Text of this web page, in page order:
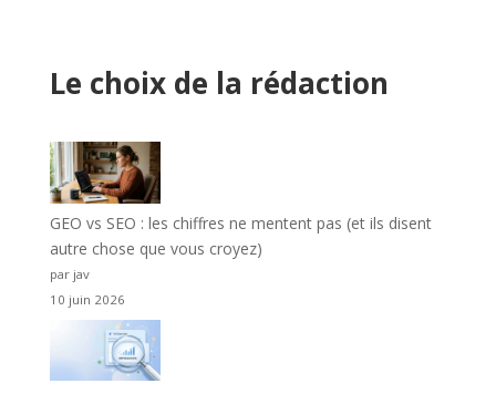
Le choix de la rédaction
GEO vs SEO : les chiffres ne mentent pas (et ils disent
autre chose que vous croyez)
par jav
10 juin 2026